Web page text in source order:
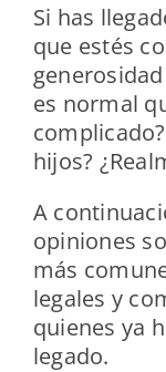
Si has
que estés
es normal
hijos?
A
opiniones
más
legales y
quienes ya
legado.